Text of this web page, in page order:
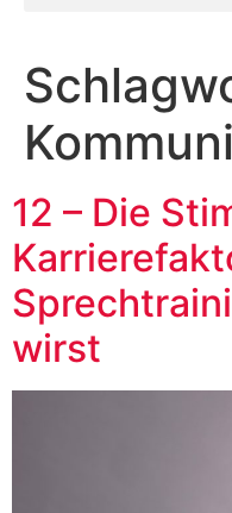
12 – Die
wirst